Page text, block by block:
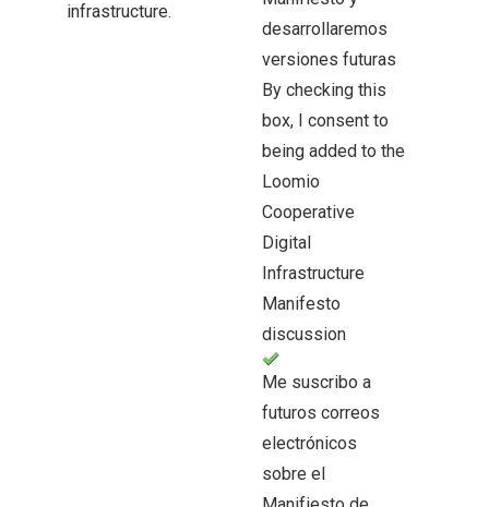
infrastructure.
desarrollaremos
versiones futuras
By checking this
box, I consent to
being added to the
Loomio
Cooperative
Digital
Infrastructure
Manifesto
discussion
Me suscribo a
futuros correos
electrónicos
sobre el